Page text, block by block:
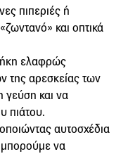
πιπεριές ή
και οπτικά
ελαφρώς
της αρεσκείας των
γεύση και να
πιάτου.
αυτοσχέδια
να